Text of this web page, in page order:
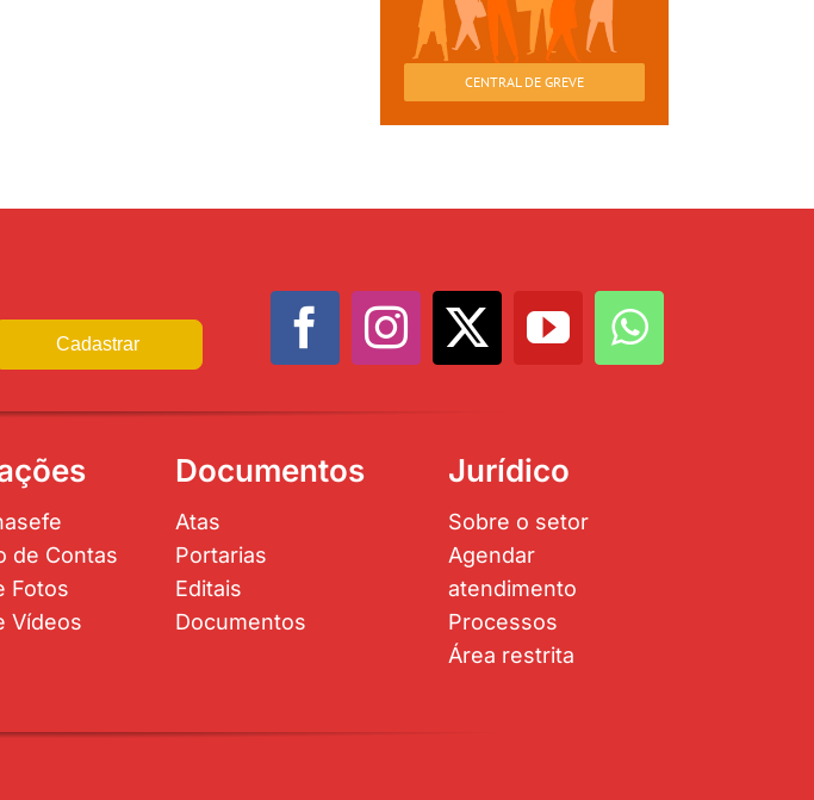
CENTRAL DE GREVE
Cadastrar
de Contas
Fotos
Vídeos
Documentos
Atas
Portarias
Editais
Documentos
Jurídico
Sobre o setor
Agendar
atendimento
Processos
Área restrita